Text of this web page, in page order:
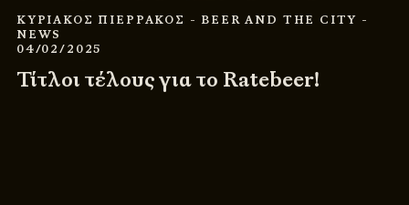
ΚΥΡΙΑΚΟΣ ΠΙΕΡΡΑΚΟΣ - BEER AND THE CITY -
NEWS
04/02/2025
Τίτλοι τέλους για το Ratebeer!